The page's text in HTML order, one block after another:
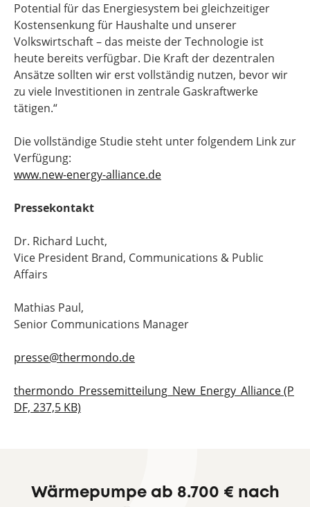
Potential für das Energiesystem bei gleichzeitiger
Kostensenkung für Haushalte und unserer
Volkswirtschaft – das meiste der Technologie ist
heute bereits verfügbar. Die Kraft der dezentralen
Ansätze sollten wir erst vollständig nutzen, bevor wir
zu viele Investitionen in zentrale Gaskraftwerke
tätigen.“
Die vollständige Studie steht unter folgendem Link zur
Verfügung:
www.new-energy-alliance.de
Pressekontakt
Dr. Richard Lucht,
Vice President Brand, Communications & Public
Affairs
Mathias Paul,
Senior Communications Manager
presse@thermondo.de
thermondo_Pressemitteilung_New_Energy_Alliance (P
DF, 237,5 KB)
Wärmepumpe ab 8.700 € nach